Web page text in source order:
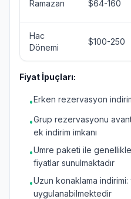
Ramazan $64-160
Hac
Dönemi
$100-250
Fiyat İpuçları:
•Erken rezervasyon
•Grup rezervasyonu
ek indirim imkanı
•Umre paketi ile
fiyatlar sunulmaktadır
•Uzun konaklama
uygulanabilmektedir